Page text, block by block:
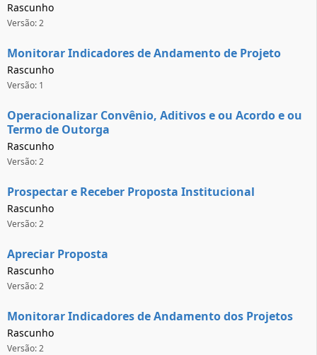
Rascunho
Versão: 2
Monitorar Indicadores de Andamento de Projeto
Rascunho
Versão: 1
Operacionalizar Convênio, Aditivos e ou Acordo e ou
Termo de Outorga
Rascunho
Versão: 2
Prospectar e Receber Proposta Institucional
Rascunho
Versão: 2
Apreciar Proposta
Rascunho
Versão: 2
Monitorar Indicadores de Andamento dos Projetos
Rascunho
Versão: 2